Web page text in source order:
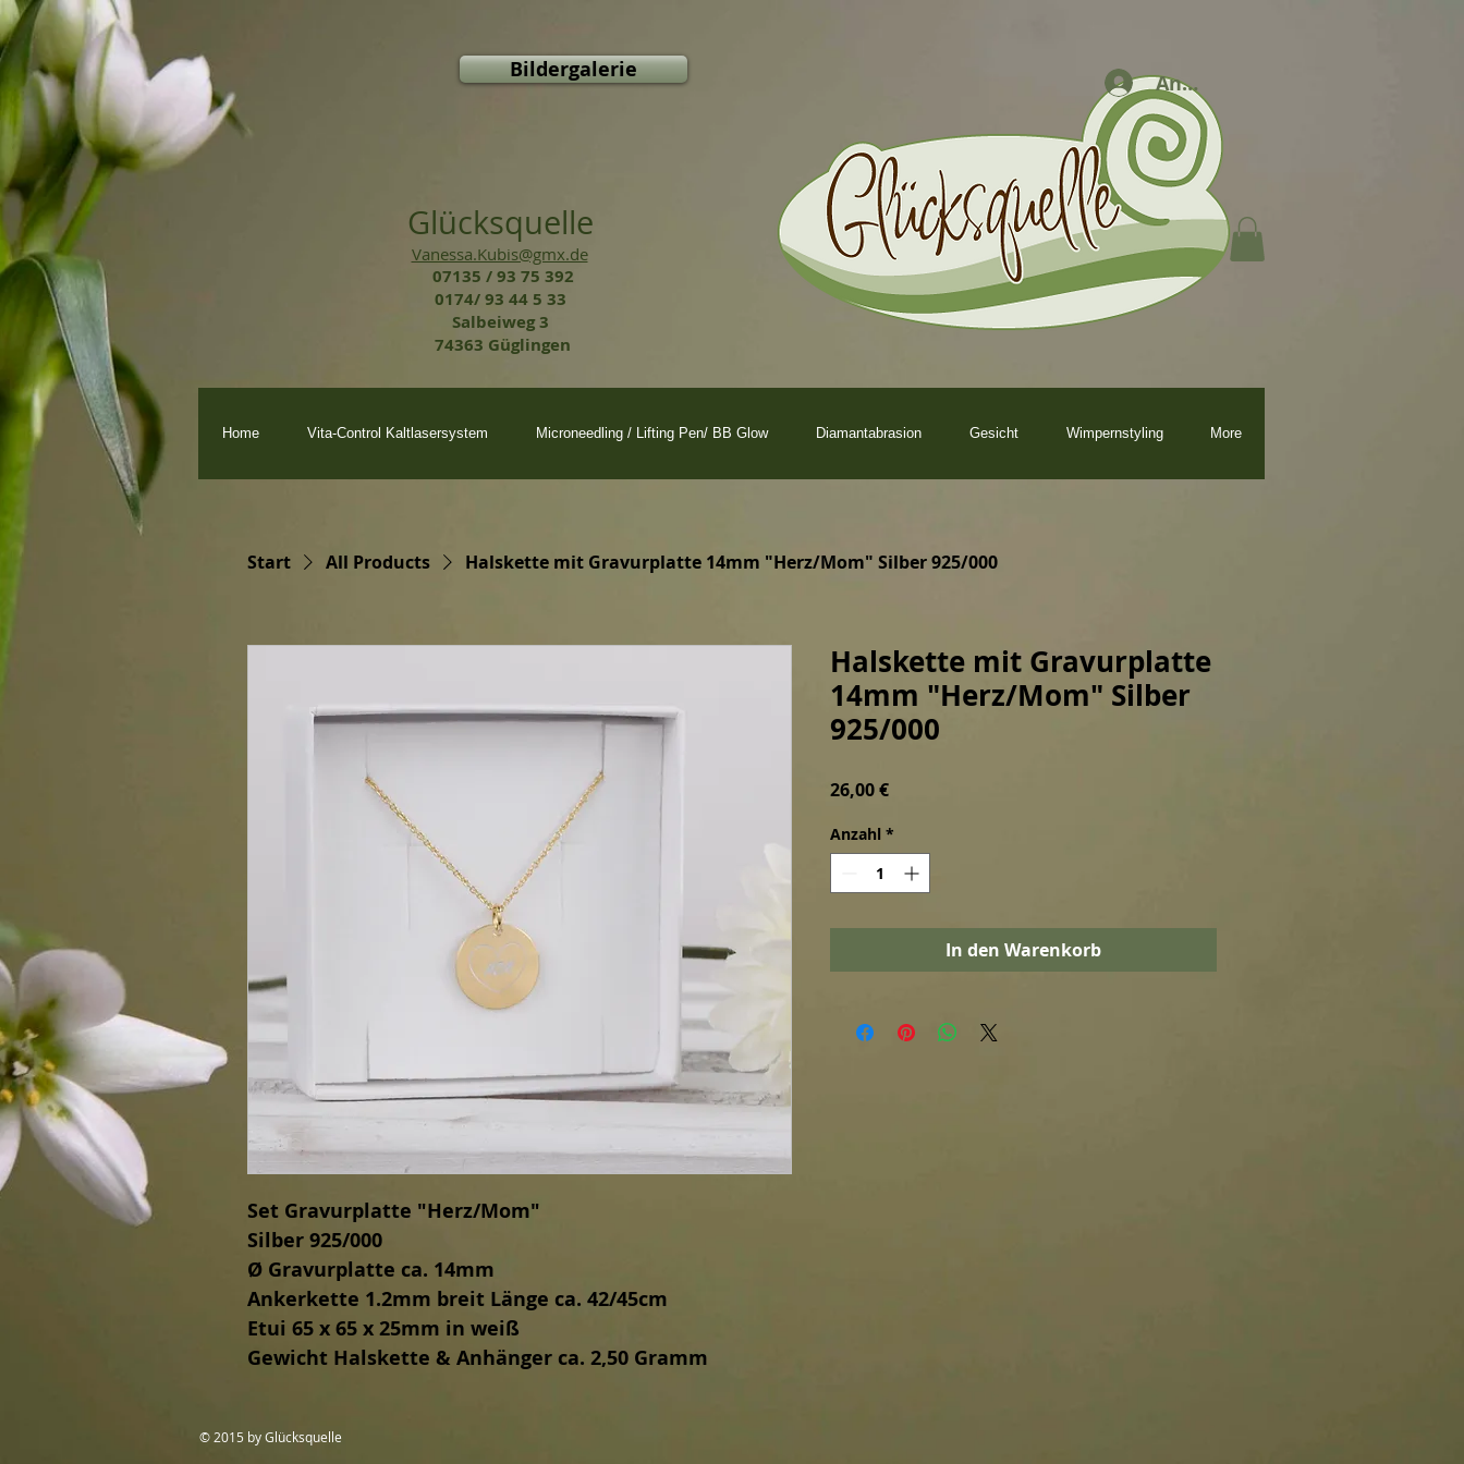
Bildergalerie
Glücksquelle
Vanessa.Kubis@gmx.de
07135 / 93 75 392
0174/ 93 44 5 33
Salbeiweg 3
74363 Güglingen
Anmelden
Home Vita-Control Kaltlasersystem Microneedling / Lifting Pen/ BB Glow Diamantabrasion Gesicht Wimpernstyling More
Start All Products Halskette mit Gravurplatte 14mm "Herz/Mom" Silber 925/000
Set Gravurplatte "Herz/Mom"
Silber 925/000
Ø Gravurplatte ca. 14mm
Ankerkette 1.2mm breit Länge ca. 42/45cm
Etui 65 x 65 x 25mm in weiß
Gewicht Halskette & Anhänger ca. 2,50 Gramm
Halskette mit Gravurplatte
14mm "Herz/Mom" Silber
925/000
26,00 €Preis
Anzahl *
In den Warenkorb
© 2015 by Glücksquelle